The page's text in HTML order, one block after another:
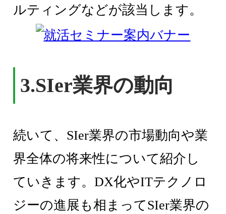
ルティングなどが該当します。
3.SIer業界の動向
続いて、SIer業界の市場動向や業
界全体の将来性について紹介し
ていきます。DX化やITテクノロ
ジーの進展も相まってSIer業界の